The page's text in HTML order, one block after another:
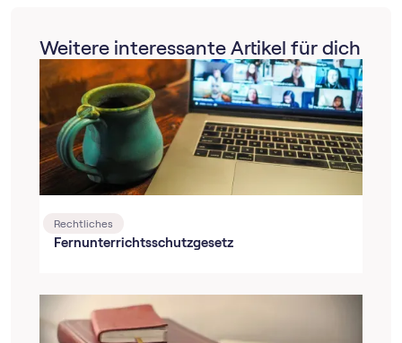
Weitere interessante Artikel für dich
Rechtliches
Fernunterrichtsschutzgesetz